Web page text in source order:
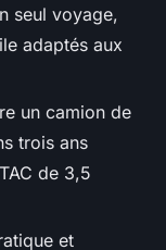
seul voyage,
adaptés aux
un camion de
trois ans
de 3,5
et